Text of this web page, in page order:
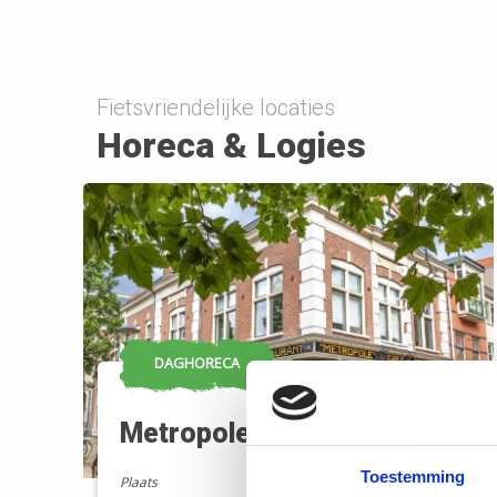
Toestemming
Fietsvriendelijke locaties
Horeca & Logies
DAGHORECA
Metropole
Plaats